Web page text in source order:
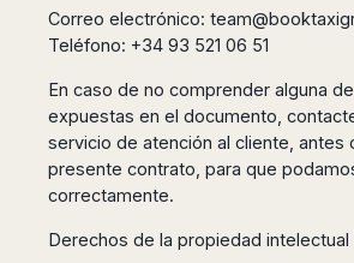
Cork
Galway
Limerick
France
Paris
Bordeaux
Poznań
Warszawa
Portugal
Lisbon
Porto
Faro
Madeira
Zadar
Sarajevo
Mostar
Tuzla
Maribor
Novo
Mesto
Davao
Samal
Cebu
Lapu
Seoul
Monterrey
Mexico
Toluca
San
José
del
Cabo
Cancún
Correo electrónico:
Teléfono: +34 93 521 06 51
En caso de no comprender alguna
expuestas en el documento,
servicio de atención al cliente, antes
presente contrato, para que
correctamente.
Derechos de la propiedad intelectual